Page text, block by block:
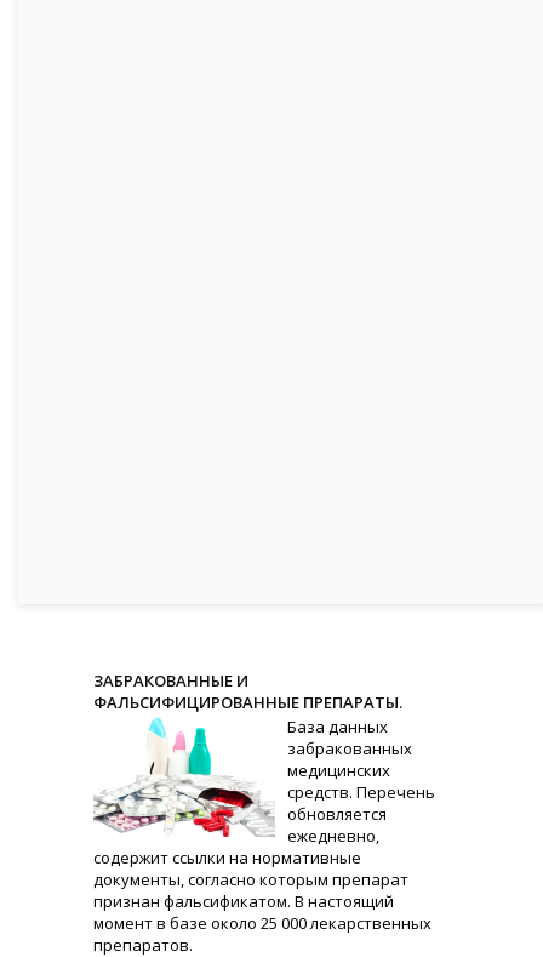
ЗАБРАКОВАННЫЕ И
ФАЛЬСИФИЦИРОВАННЫЕ ПРЕПАРАТЫ.
База данных
забракованных
медицинских
средств. Перечень
обновляется
ежедневно,
содержит ссылки на нормативные
документы, согласно которым препарат
признан фальсификатом. В настоящий
момент в базе около 25 000 лекарственных
препаратов.